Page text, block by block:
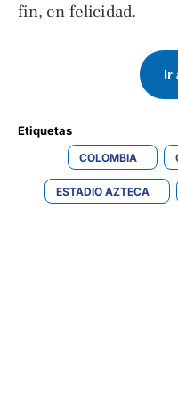
fin, en felicidad.
Ir
Etiquetas
COLOMBIA
ESTADIO AZTECA